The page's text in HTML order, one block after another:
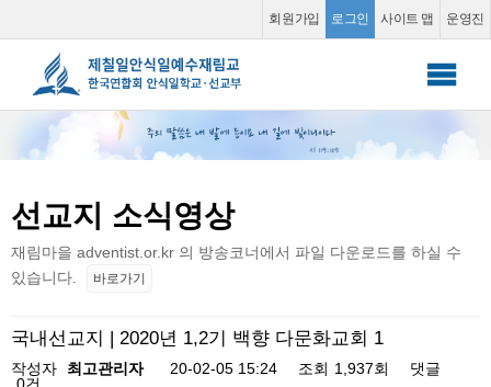
회원가입 로그인 사이트 맵 운영진
▼
소그룹 동영상
커뮤니티
선교지 소식영상
재림마을 adventist.or.kr 의 방송코너에서 파일 다운로드를 하실 수
있습니다.
바로가기
선교지 소식영상
국내선교지 | 2020년 1,2기 백향 다문화교회 1
작성자 최고관리자 20-02-05 15:24 조회 1,937회
댓글
0건